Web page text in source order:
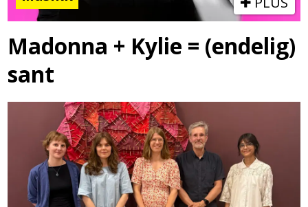
Madonna + Kylie = (endelig)
sant